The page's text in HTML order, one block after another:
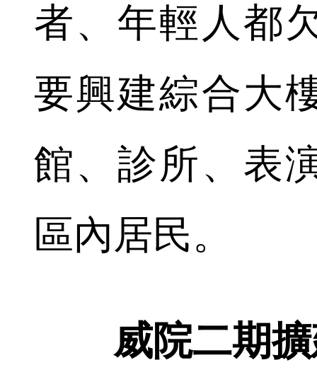
者、年輕人都
要興建綜合大
館、診所、表
區內居民。
威院二期